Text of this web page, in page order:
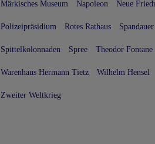
Märkisches Museum Napoleon Neue
Polizeipräsidium Rotes Rathaus
Spittelkolonnaden Spree Theodor Fontane
Warenhaus Hermann Tietz Wilhelm Hensel
Zweiter Weltkrieg